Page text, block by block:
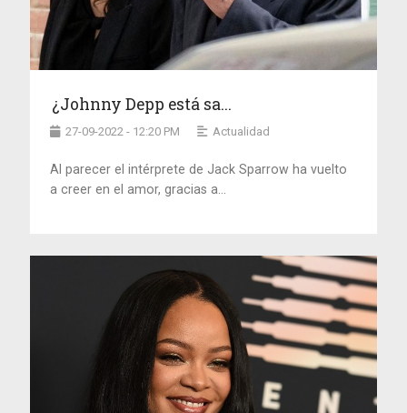
¿Johnny Depp está sa...
27-09-2022 - 12:20 PM Actualidad
Al parecer el intérprete de Jack Sparrow ha vuelto
a creer en el amor, gracias a...